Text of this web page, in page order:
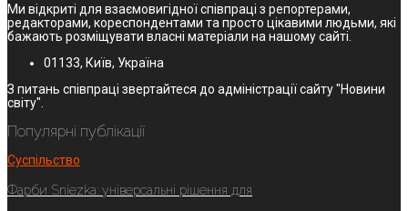
Ми відкриті для взаємовигідної співпраці з репортерами,
редакторами, кореспондентами та просто цікавими людьми, які
бажають розміщувати власні матеріали на нашому сайті.
01133, Київ, Україна
З питань співпраці звертайтеся до адміністрації сайту "Новини
світу".
Популярні публікації
Суспільство
Фарби Sniezka: універсальні рішення для